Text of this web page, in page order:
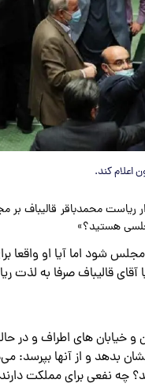
اعلام کند.
ریاست محمدباقر قالیباف
هستید؟»
شود اما آیا او
و خیابان های اطراف و در
بدهد و از آنها بپرسد:
چه نفعی برای مملکت